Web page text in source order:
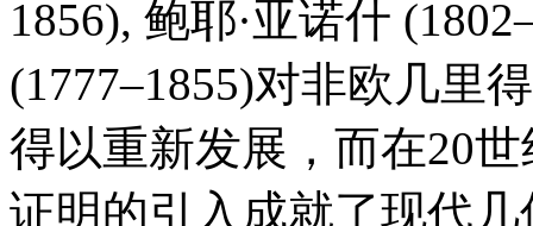
1856), 鲍耶·亚诺什
(1777–1855)对非欧几里
得以重新发展，而在20
证明的引入成就了现代